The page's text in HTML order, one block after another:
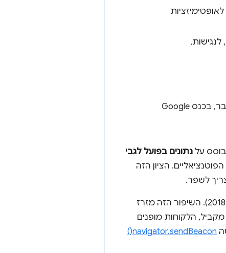
פרסום ומהירות הולכים יד ביד, ודפי נחיתה מהירים יותר מניב החזר ROI גבוה יותר. בשבוע שעבר, בכנס Google
על נתונים בפועל לגבי
הציון הזה
לשפר.
, שיהיה חובה לכל חשבונות Google Ads בקרוב (30 באוקטובר 2018). השיפור הזה מזרז
הלקוחות מופנים
navigator.sendBeacon()